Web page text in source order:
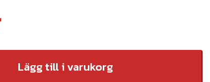
Lägg till i varukorg